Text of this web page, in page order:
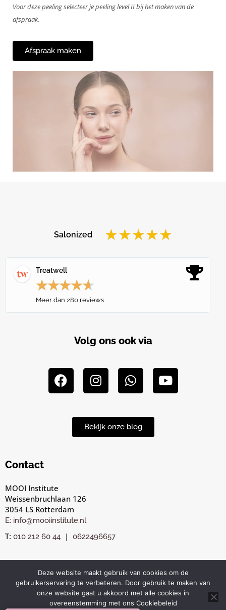
Voor deze peeling selecteer je peeling level II bij het maken van de
afspraak.
Afspraak maken
Salonized ★★★★★
Treatwell
★★★★★
Meer dan 280 reviews
Volg ons ook via
Bekijk onze blog
Contact
MOOI Institute
Weissenbruchlaan 126
3054 LS Rotterdam
E: info@mooiinstitute.nl
T: 010 212 60 44 | 0622496657
© Copyright MOOI Institute Rotterdam 2025. All rights
reserved. |Privacybeleid | Algemene voorwaarden
Deze website maakt gebruik van cookies om de
gebruikerservaring te verbeteren. Door gebruik te maken van
onze website gaat u akkoord met alle cookies in
overeenstemming met ons Cookiebeleid